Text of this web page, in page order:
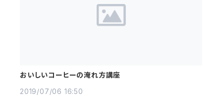
おいしいコーヒーの淹れ方講座
2019/07/06 16:50